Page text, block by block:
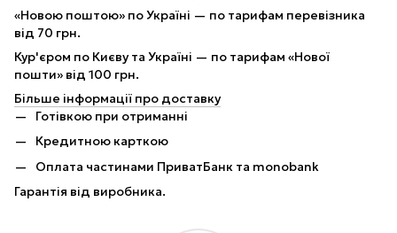
«Новою поштою» по Україні — по тарифам перевізника
від 70 грн.
Кур'єром по Києву та Україні — по тарифам «Нової
пошти» від 100 грн.
Більше інформації про доставку
Готівкою при отриманні
Кредитною карткою
Оплата частинами ПриватБанк та monobank
Гарантія від виробника.